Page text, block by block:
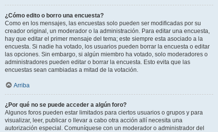
¿Cómo edito o borro una encuesta?
Como en los mensajes, las encuestas solo pueden ser modificadas por su
creador original, un moderador o la administración. Para editar una encuesta,
hay que editar el primer mensaje del tema; este siempre esta asociado a la
encuesta. Si nadie ha votado, los usuarios pueden borrar la encuesta o editar
las opciones. Sin embargo, si algún miembro ha votado, solo moderadores o
administradores pueden editar o borrar la encuesta. Esto evita que las
encuestas sean cambiadas a mitad de la votación.
Arriba
¿Por qué no se puede acceder a algún foro?
Algunos foros pueden estar limitados para ciertos usuarios o grupos y para
visualizar, leer, publicar o llevar a cabo otra acción allí necesita una
autorización especial. Comuníquese con un moderador o administrador del